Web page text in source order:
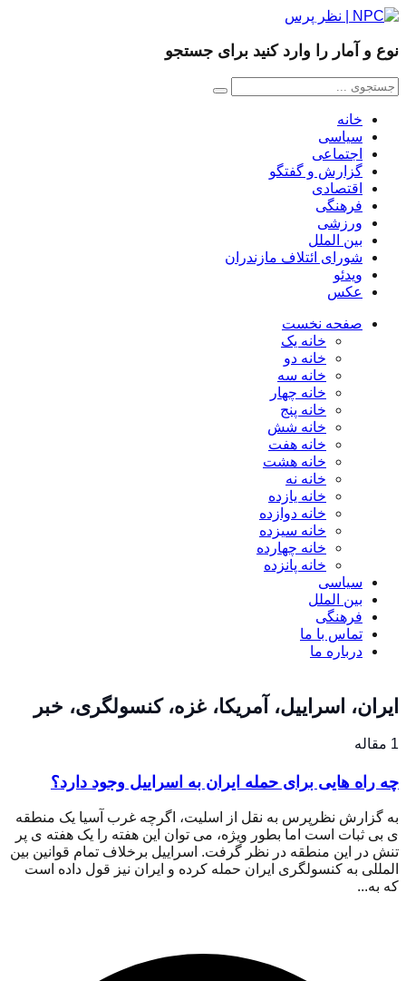
نوع و آمار را وارد کنید برای جستجو
خانه
سیاسی
اجتماعی
گزارش و گفتگو
اقتصادی
فرهنگی
ورزشی
بین الملل
شورای ائتلاف مازندران
ویدئو
عکس
صفحه نخست
خانه یک
خانه دو
خانه سه
خانه چهار
خانه پنج
خانه شش
خانه هفت
خانه هشت
خانه نه
خانه یازده
خانه دوازده
خانه سیزده
خانه چهارده
خانه پانزده
سیاسی
بین الملل
فرهنگی
تماس با ما
درباره ما
ایران، اسراییل، آمریکا، غزه، کنسولگری، خبر
1 مقاله
چه راه هایی برای حمله ایران به اسراییل وجود دارد؟
به گزارش نظرپرس به نقل از اسلیت، اگرچه غرب آسیا یک منطقه
ی بی ثبات است اما بطور ویژه، می توان این هفته را یک هفته ی پر
تنش در این منطقه در نظر گرفت. اسراییل برخلاف تمام قوانین بین
المللی به کنسولگری ایران حمله کرده و ایران نیز قول داده است
که به...